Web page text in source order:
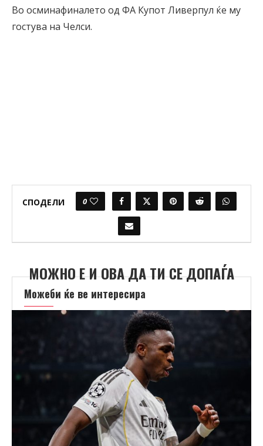
Во осминафиналето од ФА Купот Ливерпул ќе му
гостува на Челси.
Можеби ќе ве интересира
Реал и Винисиус не се договорија – Арсенал
будно ја следи ситуацијата!
Јувентус слави победа, Жегрова со
фантастичен гол го матираше Челси
Првото „Дерби дела Мадонина“ во новата
сезона заврши без победник (ВИДЕО)
Влаховиќ пак ќе игра во црно-бел дрес, но
СПОДЕЛИ 0
МОЖНО Е И ОВА ДА ТИ СЕ ДОПАЃА